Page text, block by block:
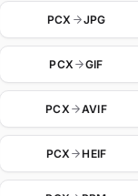
PCX JPG
PCX GIF
PCX AVIF
PCX HEIF